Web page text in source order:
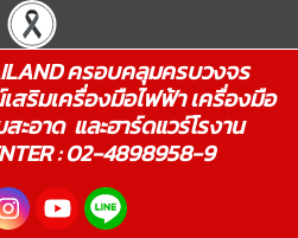
ครอบคลุมครบวงจร
ริมเครื่องมือไฟฟ้า เครื่องมือ
ะอาด และฮาร์ดแวร์โรงาน
: 02-4898958-9